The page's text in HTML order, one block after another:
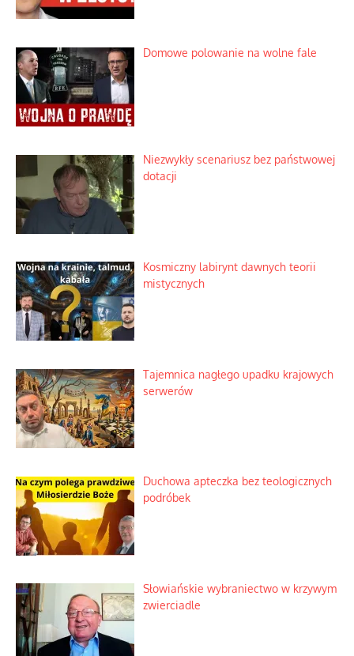
Domowe polowanie na wolne fale
Niezwykły scenariusz bez państwowej
dotacji
Kosmiczny labirynt dawnych teorii
mistycznych
Tajemnica nagłego upadku krajowych
serwerów
Duchowa apteczka bez teologicznych
podróbek
Słowiańskie wybraniectwo w krzywym
zwierciadle